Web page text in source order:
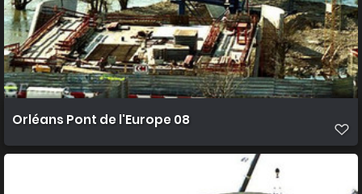
Orléans Pont de l'Europe 08